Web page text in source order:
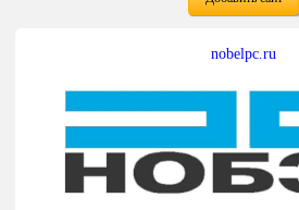
nobelpc.ru